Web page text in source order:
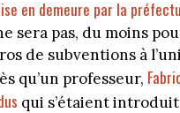
en demeure par la
sera pas, du moins
de subventions à
qu’un professeur,
qui s’étaient